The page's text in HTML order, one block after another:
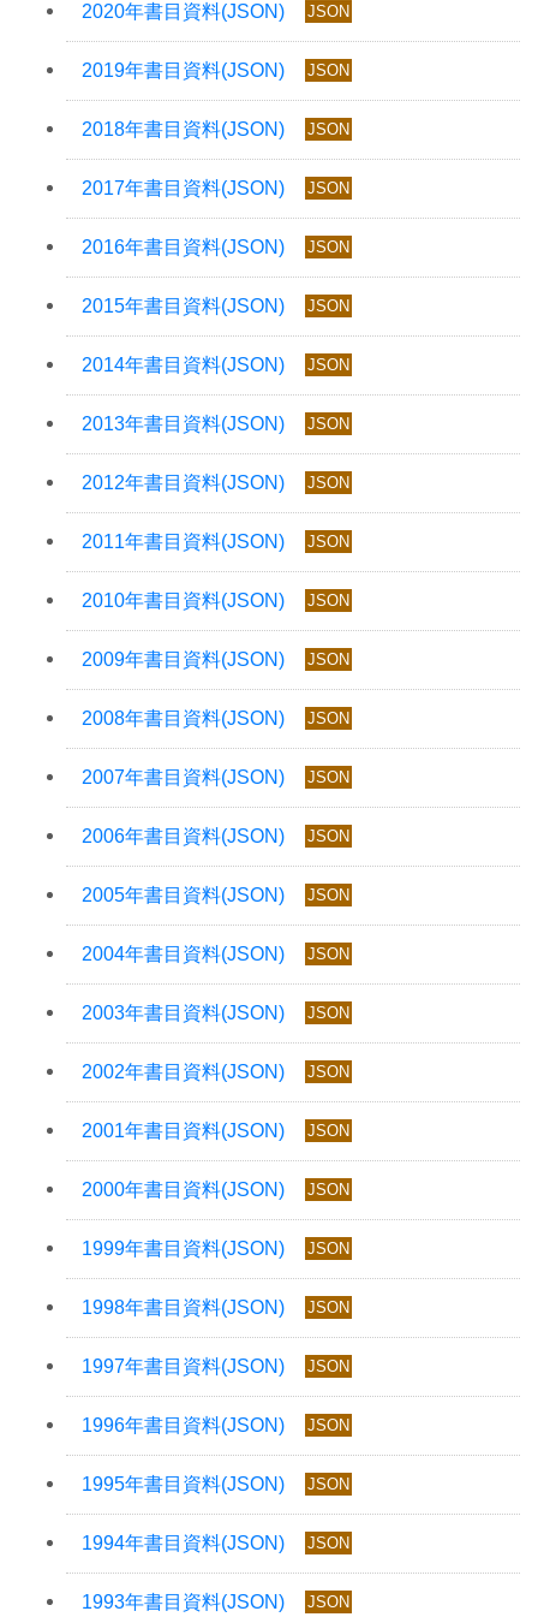
JSON
JSON
JSON
JSON
JSON
JSON
JSON
JSON
JSON
JSON
JSON
JSON
JSON
JSON
JSON
JSON
JSON
JSON
JSON
JSON
JSON
JSON
JSON
JSON
JSON
JSON
JSON
JSON